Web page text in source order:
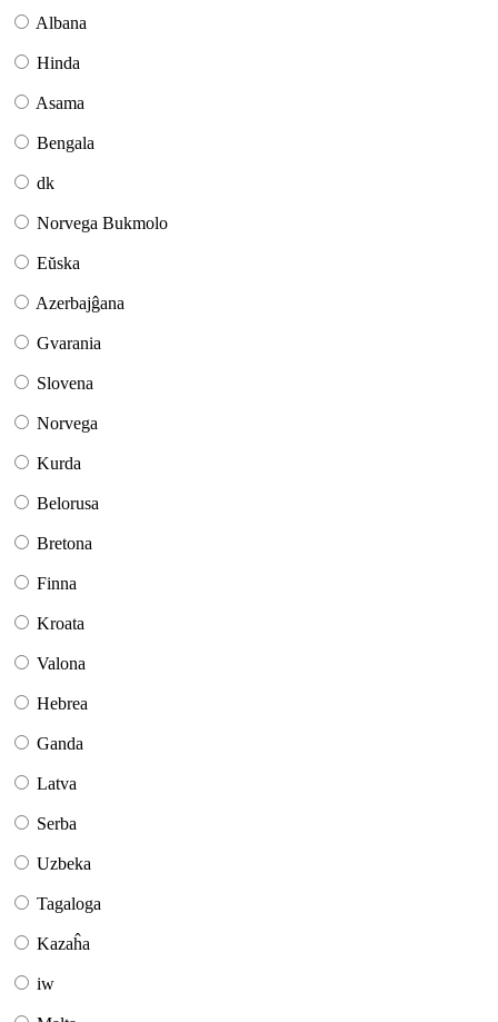
Albana
Hinda
Asama
Bengala
dk
Norvega Bukmolo
Eŭska
Azerbajĝana
Gvarania
Slovena
Norvega
Kurda
Belorusa
Bretona
Finna
Kroata
Valona
Hebrea
Ganda
Latva
Serba
Uzbeka
Tagaloga
Kazaĥa
iw